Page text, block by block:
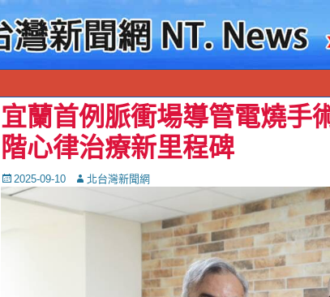
宜蘭首例脈衝場導管電燒手
階心律治療新里程碑
Posted
on
2025-09-10 Autor北台灣新聞網